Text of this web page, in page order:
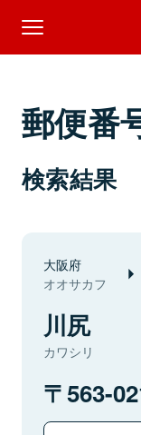
郵便番
検索結果
大阪府
オオサカフ
川尻
カワシリ
563-